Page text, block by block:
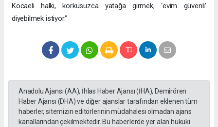
Kocaeli halkı, korkusuzca yatağa girmek, ‘evim güvenli’
diyebilmek istiyor.”
Anadolu Ajansı (AA), İhlas Haber Ajansı (İHA), Demirören
Haber Ajansı (DHA) ve diğer ajanslar tarafından eklenen tüm
haberler, sitemizin editörlerinin müdahalesi olmadan ajans
kanallarından çekilmektedir. Bu haberlerde yer alan hukuki